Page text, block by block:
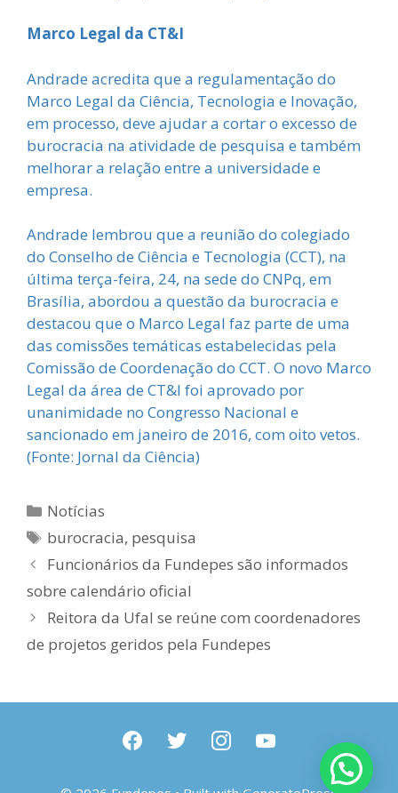
Marco Legal da CT&I
Andrade acredita que a regulamentação do
Marco Legal da Ciência, Tecnologia e Inovação,
em processo, deve ajudar a cortar o excesso de
burocracia na atividade de pesquisa e também
melhorar a relação entre a universidade e
empresa.
Andrade lembrou que a reunião do colegiado
do Conselho de Ciência e Tecnologia (CCT), na
última terça-feira, 24, na sede do CNPq, em
Brasília, abordou a questão da burocracia e
destacou que o Marco Legal faz parte de uma
das comissões temáticas estabelecidas pela
Comissão de Coordenação do CCT. O novo Marco
Legal da área de CT&I foi aprovado por
unanimidade no Congresso Nacional e
sancionado em janeiro de 2016, com oito vetos.
(Fonte: Jornal da Ciência)
Categorias
Notícias
Tags
burocracia, pesquisa
Funcionários da Fundepes são informados
sobre calendário oficial
Reitora da Ufal se reúne com coordenadores
de projetos geridos pela Fundepes
facebooktwitter instagramyoutube